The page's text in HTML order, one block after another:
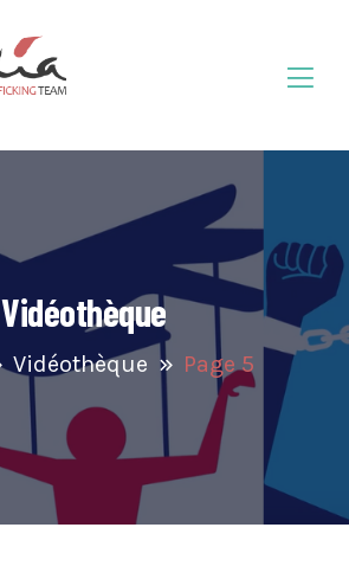
Vidéothèque
Vidéothèque Page 5